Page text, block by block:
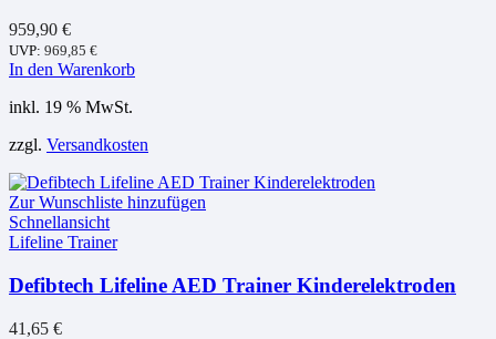
959,90 €
UVP: 969,85 €
In den Warenkorb
inkl. 19 % MwSt.
zzgl. Versandkosten
Zur Wunschliste hinzufügen
Schnellansicht
Lifeline Trainer
Defibtech Lifeline AED Trainer Kinderelektroden
41,65 €